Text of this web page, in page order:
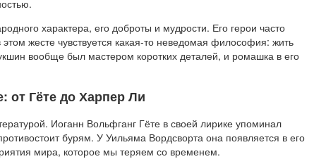
характера, его доброты и мудрости. Его герои часто
жесте чувствуется какая-то неведомая философия: жить
вообще был мастером коротких деталей, и ромашка в его
от Гёте до Харпер Ли
Иоганн Вольфганг Гёте в своей лирике упоминал
бурям. У Уильяма Вордсворта она появляется в его
мира, которое мы теряем со временем.